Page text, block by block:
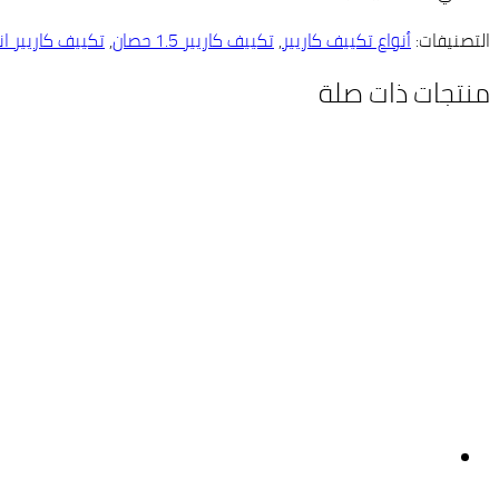
التصنيفات:أنواع تكييف كاريير,تكييف كاريير 1.5 حصان ,تكييف كاريير
منتجات ذات صلة